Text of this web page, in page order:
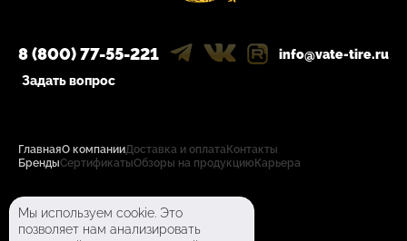
ГлавнаяО компанииДоставка и оплата Контакты
БрендыСертификатыОбзоры на продукцию Карьера
8 (800) 77-55-221
info@vate-tire.ru
Задать вопрос
Политика конфиденциальности
Пользовательское соглашение
Мы используем cookie. Это
позволяет нам анализировать